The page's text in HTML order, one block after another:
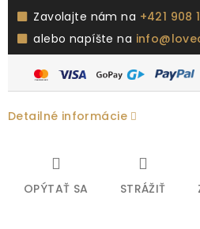
Zavolajte nám na +421 908
alebo napíšte na
Detailné informácie
OPÝTAŤ SA STRÁŽIŤ